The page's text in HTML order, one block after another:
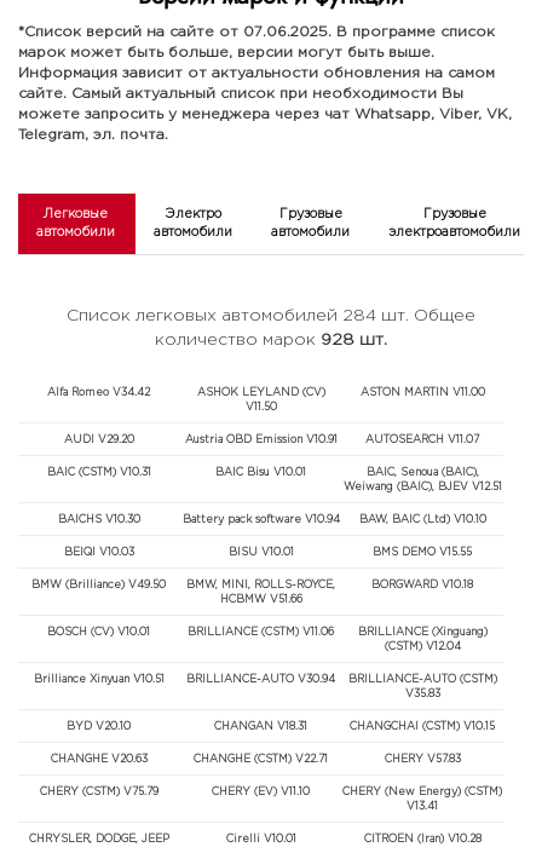
*Список версий на сайте от 07.06.2025. В программе список
марок может быть больше, версии могут быть выше.
Информация зависит от актуальности обновления на самом
сайте. Самый актуальный список при необходимости Вы
можете запросить у менеджера через чат Whatsapp, Viber, VK,
Telegram, эл. почта.
Легковые
автомобили
Электро
автомобили
Грузовые
автомобили
Грузовые
электроавтомобили
Список легковых автомобилей 284 шт. Общее
количество марок 928 шт.
Alfa Romeo V34.42
ASHOK LEYLAND (CV)
V11.50
ASTON MARTIN V11.00
AUDI V29.20 Austria OBD Emission V10.91 AUTOSEARCH V11.07
BAIC (CSTM) V10.31 BAIC Bisu V10.01
BAIC, Senoua (BAIC),
Weiwang (BAIC), BJEV V12.51
BAICHS V10.30 Battery pack software V10.94 BAW, BAIC (Ltd) V10.10
BEIQI V10.03 BISU V10.01 BMS DEMO V15.55
BMW (Brilliance) V49.50
BMW, MINI, ROLLS-ROYCE,
HCBMW V51.66
BORGWARD V10.18
BOSCH (CV) V10.01 BRILLIANCE (CSTM) V11.06
BRILLIANCE (Xinguang)
(CSTM) V12.04
Brilliance Xinyuan V10.51 BRILLIANCE-AUTO V30.94
BRILLIANCE-AUTO (CSTM)
V35.83
BYD V20.10 CHANGAN V18.31 CHANGCHAI (CSTM) V10.15
CHANGHE V20.63 CHANGHE (CSTM) V22.71 CHERY V57.83
CHERY (CSTM) V75.79 CHERY (EV) V11.10
CHERY (New Energy) (CSTM)
V13.41
CHRYSLER, DODGE, JEEP
Cirelli V10.01 CITROEN (Iran) V10.28